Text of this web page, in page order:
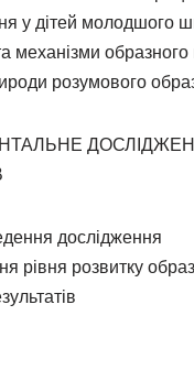
у дітей молодшого
механізми
розумового
дослідження
рівня розвитку